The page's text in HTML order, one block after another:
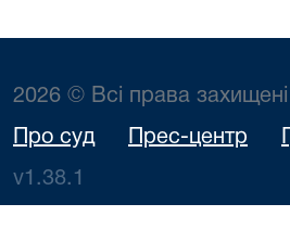
2026 © Всі права захищені
Про суд Прес-центр
v1.38.1